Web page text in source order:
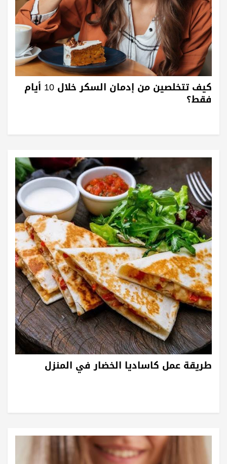
كيف تتخلصين من إدمان السكر خلال 10 أيام
فقط؟
طريقة عمل كاساديا الخضار في المنزل